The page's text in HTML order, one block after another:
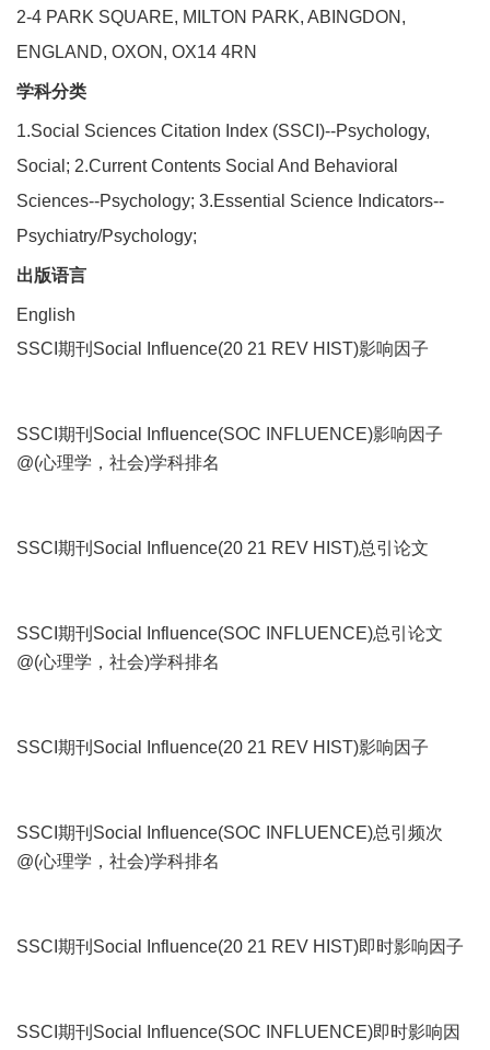
2-4 PARK SQUARE, MILTON PARK, ABINGDON,
ENGLAND, OXON, OX14 4RN
学科分类
1.Social Sciences Citation Index (SSCI)--Psychology,
Social; 2.Current Contents Social And Behavioral
Sciences--Psychology; 3.Essential Science Indicators--
Psychiatry/Psychology;
出版语言
English
SSCI期刊Social Influence(20 21 REV HIST)影响因子
SSCI期刊Social Influence(SOC INFLUENCE)影响因子
@(心理学，社会)学科排名
SSCI期刊Social Influence(20 21 REV HIST)总引论文
SSCI期刊Social Influence(SOC INFLUENCE)总引论文
@(心理学，社会)学科排名
SSCI期刊Social Influence(20 21 REV HIST)影响因子
SSCI期刊Social Influence(SOC INFLUENCE)总引频次
@(心理学，社会)学科排名
SSCI期刊Social Influence(20 21 REV HIST)即时影响因子
SSCI期刊Social Influence(SOC INFLUENCE)即时影响因